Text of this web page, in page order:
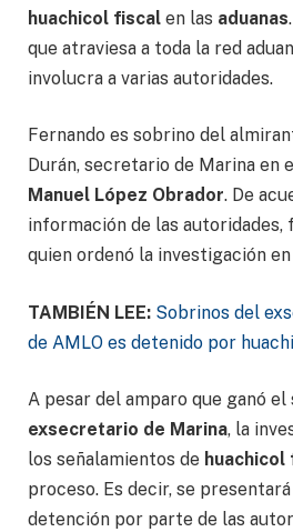
huachicol fiscal en las aduanas
que atraviesa a toda la red
involucra a varias autoridades.
Fernando es sobrino del
Durán, secretario de Marina en
Manuel López Obrador. De
información de las autoridades,
quien ordenó la investigación en
TAMBIÉN LEE: Sobrinos del
de AMLO es detenido por
A pesar del amparo que ganó
exsecretario de Marina, la
los señalamientos de huachicol
proceso. Es decir, se
detención por parte de las